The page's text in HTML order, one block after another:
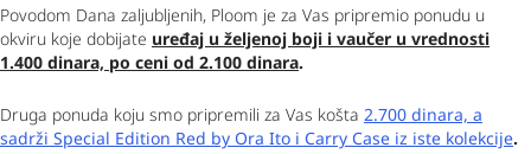
Povodom Dana zaljubljenih, Ploom je za Vas pripremio ponudu u
okviru koje dobijate uređaj u željenoj boji i vaučer u vrednosti
1.400 dinara, po ceni od 2.100 dinara.
Druga ponuda koju smo pripremili za Vas košta 2.700 dinara, a
sadrži Special Edition Red by Ora Ito i Carry Case iz iste kolekcije.